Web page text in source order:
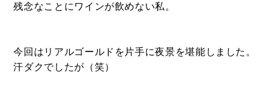
残念なことにワインが飲めない私。
今回はリアルゴールドを片手に夜景を堪能しました。
汗ダクでしたが（笑）